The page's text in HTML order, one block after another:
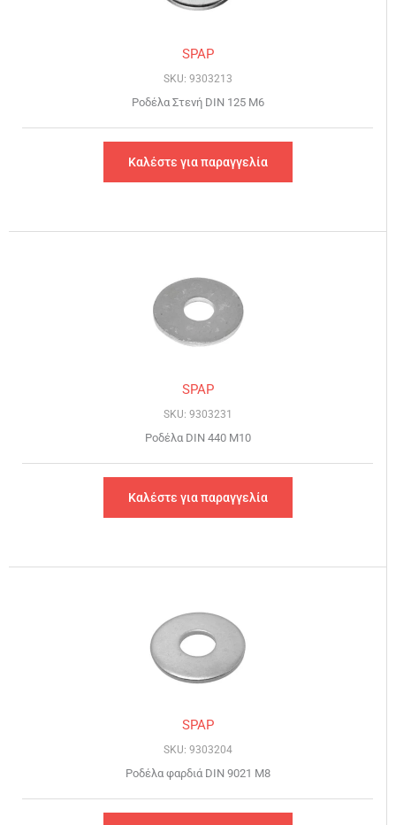
SPAP
SKU: 9303213
Ροδέλα Στενή DIN 125 Μ6
Καλέστε για παραγγελία
SPAP
SKU: 9303231
Ροδέλα DIN 440 Μ10
Καλέστε για παραγγελία
SPAP
SKU: 9303204
Ροδέλα φαρδιά DIN 9021 Μ8